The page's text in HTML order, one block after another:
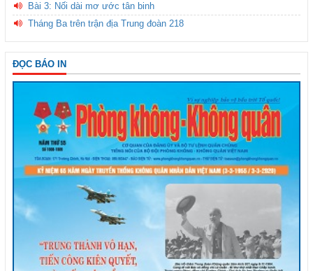
Bài 3: Nối dài mơ ước tân binh
Tháng Ba trên trận địa Trung đoàn 218
ĐỌC BÁO IN